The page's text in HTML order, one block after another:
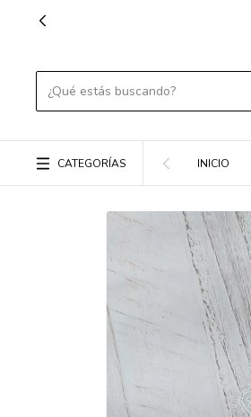
CATEGORÍAS INICIO